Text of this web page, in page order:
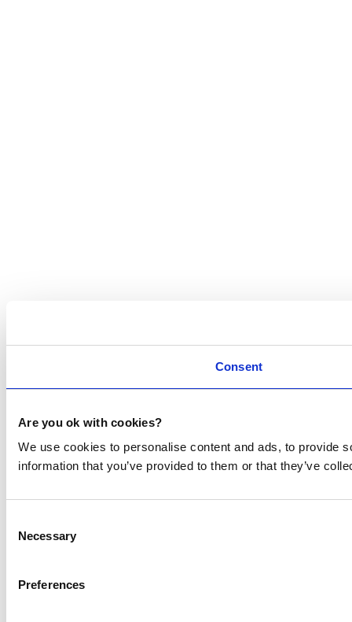
Consent
Are you ok with cookies?
We use cookies to personalise content and ads, to provide
information that you’ve provided to them or that they’ve
Selection
Necessary
Preferences